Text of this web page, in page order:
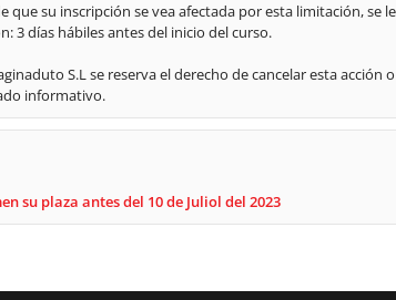
que su inscripción se vea afectada por esta limitación, se
3 días hábiles antes del inicio del curso.
S.L se reserva el derecho de cancelar esta
informativo.
su plaza antes del 10 de Juliol del 2023